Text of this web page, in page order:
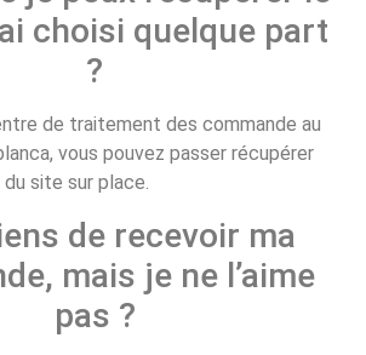
choisi quelque part
?
de traitement des commande au
vous pouvez passer récupérer
site sur place.
de recevoir ma
mais je ne l’aime
pas ?